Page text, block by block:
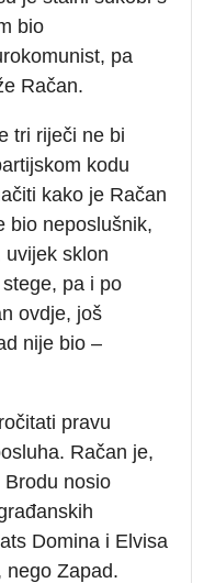
bio
pa
Račan.
tri riječi ne bi
kodu
kako je Račan
bio neposlušnik,
uvijek sklon
pa i po
ovdje, još
nije bio –
pravu
Račan je,
nosio
Domina i Elvisa
nego Zapad.